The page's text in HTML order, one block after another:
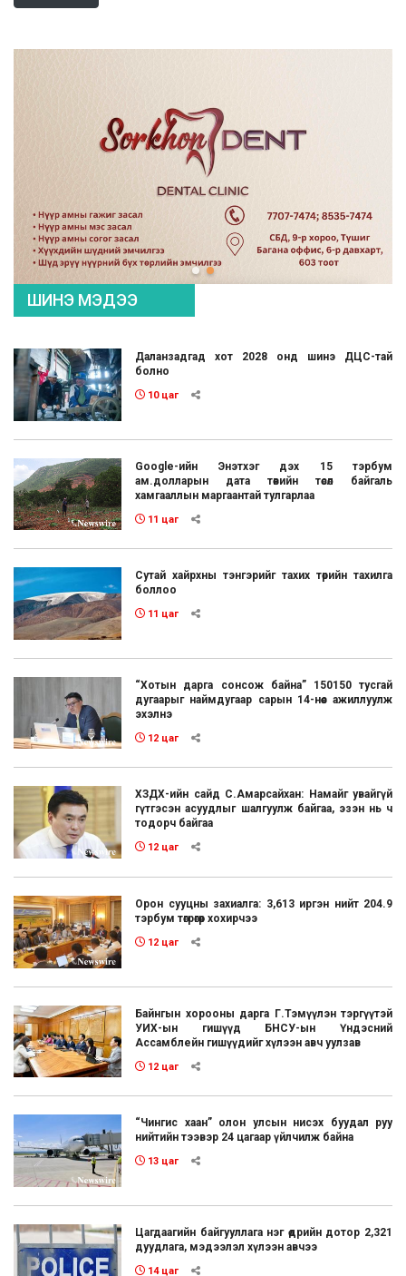
ШИНЭ МЭДЭЭ
Даланзадгад хот 2028 онд шинэ ДЦС-тай
болно
10 цаг
Google-ийн Энэтхэг дэх 15 тэрбум
ам.долларын дата төвийн төсөл байгаль
хамгааллын маргаантай тулгарлаа
11 цаг
Сутай хайрхны тэнгэрийг тахих төрийн тахилга
боллоо
11 цаг
“Хотын дарга сонсож байна” 150150 тусгай
дугаарыг наймдугаар сарын 14-нөөс ажиллуулж
эхэлнэ
12 цаг
ХЗДХ-ийн сайд С.Амарсайхан: Намайг увайгүй
гүтгэсэн асуудлыг шалгуулж байгаа, эзэн нь ч
тодорч байгаа
12 цаг
Орон сууцны захиалга: 3,613 иргэн нийт 204.9
тэрбум төгрөгөөр хохирчээ
12 цаг
Байнгын хорооны дарга Г.Тэмүүлэн тэргүүтэй
УИХ-ын гишүүд БНСУ-ын Үндэсний
Ассамблейн гишүүдийг хүлээн авч уулзав
12 цаг
“Чингис хаан” олон улсын нисэх буудал руу
нийтийн тээвэр 24 цагаар үйлчилж байна
13 цаг
Цагдаагийн байгууллага нэг өдрийн дотор 2,321
дуудлага, мэдээлэл хүлээн авчээ
14 цаг